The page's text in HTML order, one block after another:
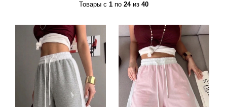
Товары с 1по 24из 40